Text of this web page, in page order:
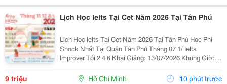
Lịch Học Ielts Tại Cet Năm 2026 Tại Tân Phú
Lịch Học Ielts Tại Cet Năm 2026 Tại Tân Phú Học Phí
Shock Nhất Tại Quận Tân Phú Tháng 07 1/ Ielts
Improver Tối 2 4 6 Khai Giảng: 13/07/2026 Khung Giờ:
18:00 Đến 21:00 Học Phí Ưu Đãi 5% Khi Đăng Ký 2/ Ielts
Basic Tối 3 5 7 Khai...
9 triệu Hồ Chí Minh 10 phút trước